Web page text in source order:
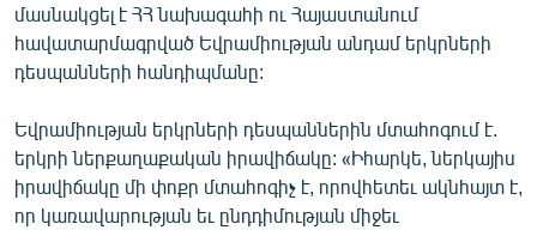
English
Русский
ՀԵՏԵՎԵՔ ՄԵԶ
մասնակցել է ՀՀ նախագահի ու Հայաստանում
հավատարմագրված Եվրամիության անդամ երկրների
դեսպանների հանդիպմանը:
Եվրամիության երկրների դեսպաններին մտահոգում է.
երկրի ներքաղաքական իրավիճակը: «Իհարկե, ներկայիս
իրավիճակը մի փոքր մտահոգիչ է, որովհետեւ ակնհայտ է,
որ կառավարության եւ ընդդիմության միջեւ